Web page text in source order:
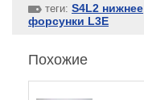
теги: S4L2 нижнее
форсунки L3E
Похожие